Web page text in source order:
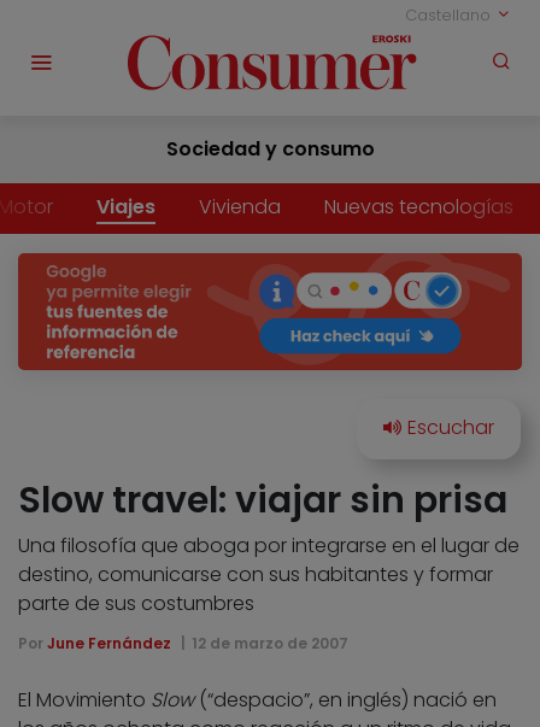
Castellano
Sociedad y consumo
Viajes Vivienda Nuevas tecnologías
Slow travel: viajar sin prisa
Una filosofía que aboga por integrarse en el lugar de
destino, comunicarse con sus habitantes y formar
parte de sus costumbres
Por June Fernández 12 de marzo de 2007
El Movimiento Slow(“despacio”, en inglés) nació en